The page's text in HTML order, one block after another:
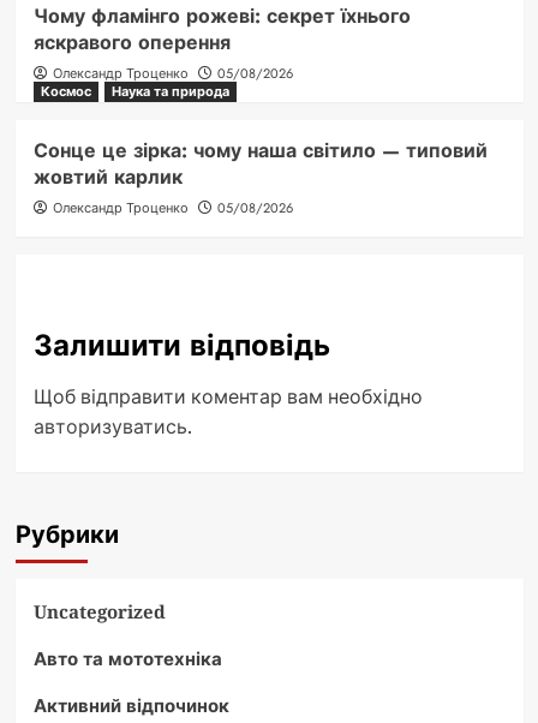
Чому фламінго рожеві: секрет їхнього
яскравого оперення
Олександр Троценко
05/08/2026
Космос
Наука та природа
Сонце це зірка: чому наша світило — типовий
жовтий карлик
Олександр Троценко 05/08/2026
Залишити відповідь
Щоб відправити коментар вам необхідно
авторизуватись.
Рубрики
Uncategorized
Авто та мототехніка
Активний відпочинок